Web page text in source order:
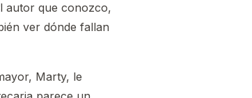
autor que conozco,
ver dónde fallan
Marty, le